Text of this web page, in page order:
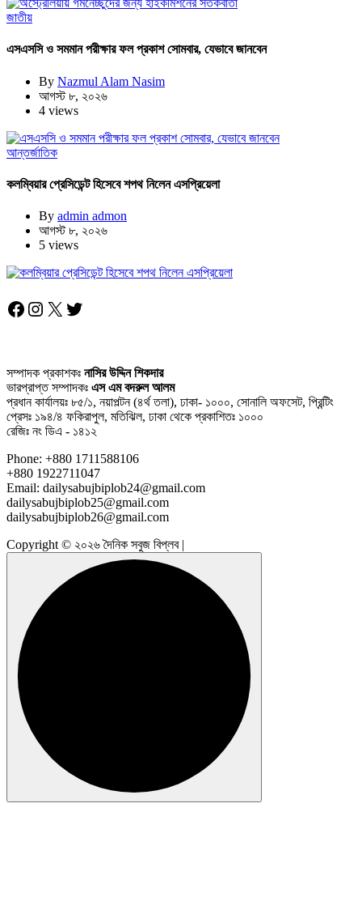
জাতীয়
এসএসসি ও সমমান পরীক্ষার ফল প্রকাশ সোমবার, যেভাবে জানবেন
By Nazmul Alam Nasim
আগস্ট ৮, ২০২৬
4 views
আন্তর্জাতিক
কলম্বিয়ার প্রেসিডেন্ট হিসেবে শপথ নিলেন এসপ্রিয়েলা
By admin admon
আগস্ট ৮, ২০২৬
5 views
Facebook
Instagram
X Twitter
সম্পাদক প্রকাশকঃ নাসির উদ্দিন শিকদার
ভারপ্রাপ্ত সম্পাদকঃ এস এম বদরুল আলম
প্রধান কার্যালয়ঃ ৮৫/১, নয়াপল্টন (৪র্থ তলা), ঢাকা- ১০০০, সোনালি অফসেট, প্রিন্টিং
প্রেসঃ ১৯৪/৪ ফকিরাপুল, মতিঝিল, ঢাকা থেকে প্রকাশিতঃ ১০০০
রেজিঃ নং ডিএ - ১৪১২
Phone: +880 1711588106
+880 1922711047
Email: dailysabujbiplob24@gmail.com
dailysabujbiplob25@gmail.com
dailysabujbiplob26@gmail.com
Copyright © ২০২৬ দৈনিক সবুজ বিপ্লব |